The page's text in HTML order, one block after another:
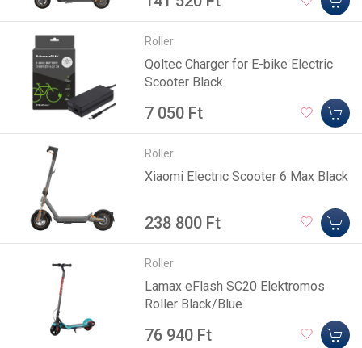
Roller
Qoltec Charger for E-bike Electric
Scooter Black
7 050 Ft
Roller
Xiaomi Electric Scooter 6 Max Black
238 800 Ft
Roller
Lamax eFlash SC20 Elektromos
Roller Black/Blue
76 940 Ft